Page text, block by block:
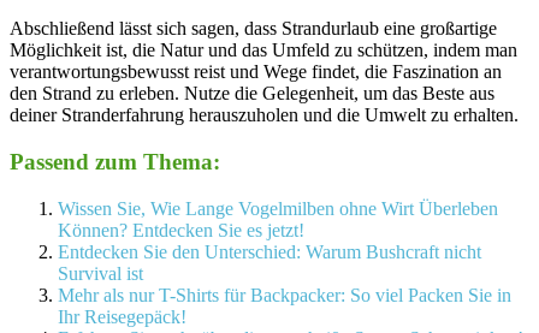
Abschließend lässt sich sagen, dass Strandurlaub eine großartige
Möglichkeit ist, die Natur und das Umfeld zu schützen, indem man
verantwortungsbewusst reist und Wege findet, die Faszination an
den Strand zu erleben. Nutze die Gelegenheit, um das Beste aus
deiner Stranderfahrung herauszuholen und die Umwelt zu erhalten.
Passend zum Thema:
Wissen Sie, Wie Lange Vogelmilben ohne Wirt Überleben
Können? Entdecken Sie es jetzt!
Entdecken Sie den Unterschied: Warum Bushcraft nicht
Survival ist
Mehr als nur T-Shirts für Backpacker: So viel Packen Sie in
Ihr Reisegepäck!